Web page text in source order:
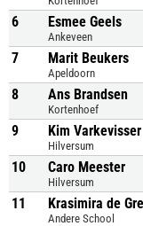
6 Esmee Geels
Ankeveen
7 Marit Beukers
Apeldoorn
8 Ans Brandsen
Kortenhoef
9 Kim Varkevisser
Hilversum
10 Caro Meester
Hilversum
11 Krasimira de
Andere School